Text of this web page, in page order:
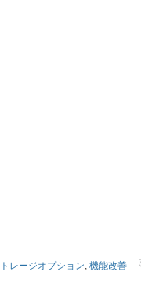
レージオプション, 機能改善